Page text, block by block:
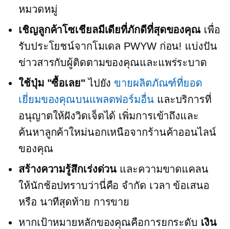
หมวดหมู่
เชิญลูกค้าโซเชียลมีเดียที่ภักดีที่สุดของคุณ เพื่อ
รับประโยชน์จากโมเดล PWYW ก่อน! แบ่งปัน
ข่าวสารกับผู้ติดตามของคุณและแพร่ระบาด
ใช้ปุ่ม "ซื้อเลย"ไปยัง ขายผลิตภัณฑ์ที่ยอด
เยี่ยมของคุณบนแพลตฟอร์มอื่นและบริการที่
อนุญาตให้ฝังวิดเจ็ตได้ เพิ่มการเข้าถึงและ
ค้นหาลูกค้าใหม่นอกเหนือจากร้านค้าออนไลน์
ของคุณ
สร้างความรู้สึกเร่งด่วน และความขาดแคลน
ให้นักช้อปทราบว่านี่คือ จำกัด เวลา ข้อเสนอ
หรือ นาทีสุดท้าย การขาย
หากเป้าหมายหลักของคุณคือการยกระดับ เงิน